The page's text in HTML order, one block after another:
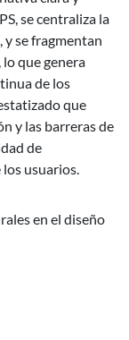
se centraliza la
y se fragmentan
que genera
de los
que
y las barreras de
de
usuarios.
en el diseño